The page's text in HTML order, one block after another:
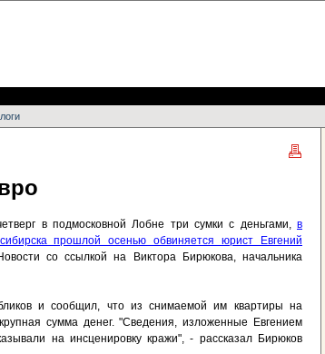
в подмосковной Лобне три сумки с деньгами, в
прошлой осенью обвиняется юрист Евгений
со ссылкой на Виктора Бирюкова, начальника
и сообщил, что из снимаемой им квартиры на
сумма денег. "Сведения, изложенные Евгением
на инсценировку кражи", - рассказал Бирюков